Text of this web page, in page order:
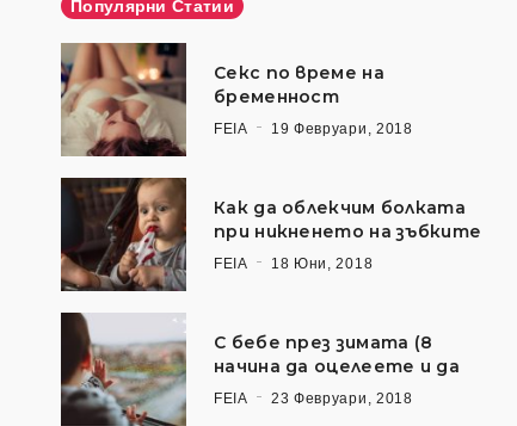
Популярни Статии
Секс по време на
бременност
FEIA 19 Февруари, 2018
Как да облекчим болката
при никненето на зъбките
FEIA 18 Юни, 2018
С бебе през зимата (8
начина да оцелеете и да
FEIA 23 Февруари, 2018